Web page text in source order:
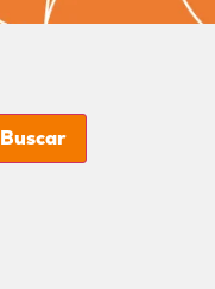
Buscar